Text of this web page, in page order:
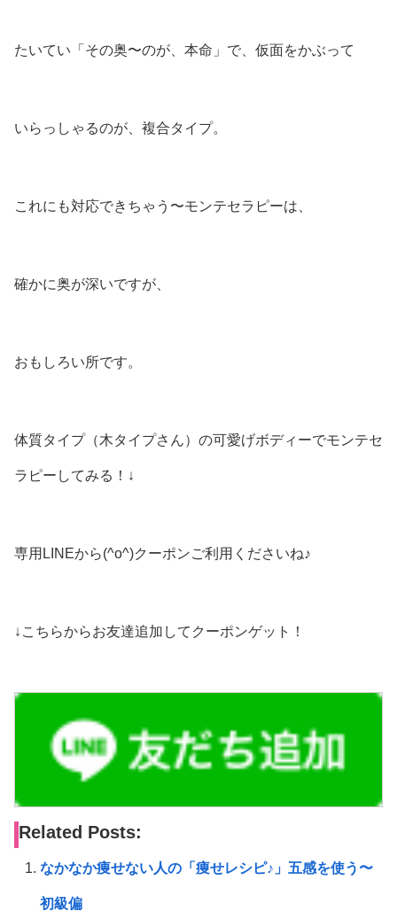
たいてい「その奥〜のが、本命」で、仮面をかぶって
いらっしゃるのが、複合タイプ。
これにも対応できちゃう〜モンテセラピーは、
確かに奥が深いですが、
おもしろい所です。
体質タイプ（木タイプさん）の可愛げボディーでモンテセ
ラピーしてみる！↓
専用LINEから(^o^)クーポンご利用くださいね♪
↓こちらからお友達追加してクーポンゲット！
Related Posts:
なかなか痩せない人の「痩せレシピ♪」五感を使う〜
初級偏